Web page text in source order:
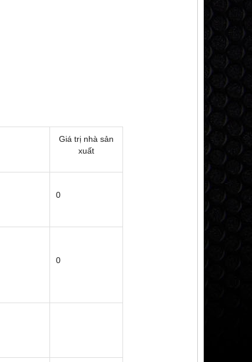
Giá trị nhà sản
xuất
0
0